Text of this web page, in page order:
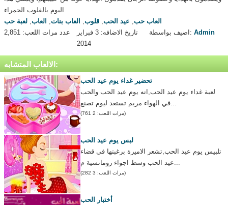
اليوم بالقلوب الحمراء
العاب حب, عيد الحب, قلوب, العاب بنات, العاب, لعبة حب
عدد مرات اللعب: 2,851
تاريخ الاضافه: 3 فبراير
2014
اضيف بواسطة:Admin
الالعاب المتشابه:
تحضير غداء يوم عيد الحب
لعبة غداء يوم عيد الحب,انه يوم عيد الحب والحب
في الهواء مريم تستعد ليوم تصنع...
(مرات اللعب: 2 761)
لبس يوم عيد الحب
تلبيس يوم عيد الحب,تشعر الاميرة برغبتها فى قضاء
عيد الحب وسط اجواء رومانسية م...
(مرات اللعب: 3 282)
أختبار الحب